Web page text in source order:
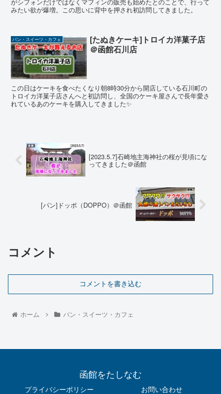
みたい欲が爆増。この思いに背中を押され初訪問してきました。
パン・スイーツ・カフェ
[たぬきケーキ]トロイカ洋菓子店
＠函館石川店
この日はケーキを食べたくなり朝8時30分から開店している石川町の
トロイカ洋菓子店さんへと初訪問し、全国のケーキ屋さんで長年愛さ
れているあのケーキを購入してきました✨
[2023.5.7]石崎地主海神社の桜が見頃にな
ってきました＠函館
[パン]ドッポ（DOPPO）＠函館
コメント
コメントを書き込む
ホーム パン・スイーツ・カフェ
函館をたしなむ
プライバシーポリシー お問い合わせ